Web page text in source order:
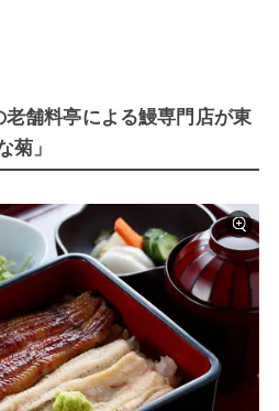
舗料亭による鰻専門店が東
菊」